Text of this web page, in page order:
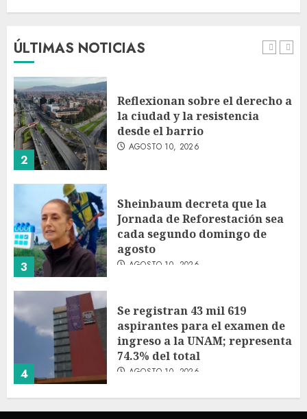
ÚLTIMAS NOTICIAS
1 AGOSTO 10, 2026
2
Reflexionan sobre el derecho a
la ciudad y la resistencia
desde el barrio
AGOSTO 10, 2026
3
Sheinbaum decreta que la
Jornada de Reforestación sea
cada segundo domingo de
agosto
AGOSTO 10, 2026
4
Se registran 43 mil 619
aspirantes para el examen de
ingreso a la UNAM; representa
74.3% del total
AGOSTO 10, 2026